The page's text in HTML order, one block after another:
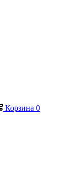
Корзина 0